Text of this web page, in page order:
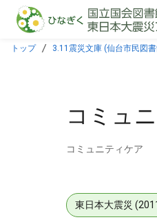
本文に飛ぶ
トップ 3.11震災文庫 (仙台市民図
コミ
コミュニティケア
東日本大震災